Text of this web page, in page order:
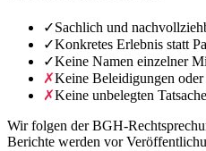
✓Sachlich und
✓Konkretes Erlebnis statt
✓Keine Namen einzelner
✗Keine Beleidigungen
✗Keine unbelegten
Wir folgen der BGH-
Berichte werden vor